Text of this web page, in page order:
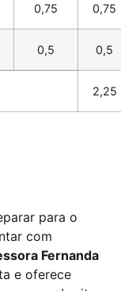
0,75 0,75
0,5 0,5
2,25
para o
com
Fernanda
e oferece